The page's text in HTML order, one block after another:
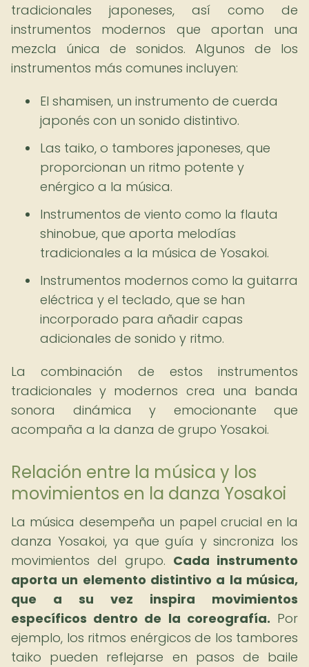
tradicionales japoneses, así como de
instrumentos modernos que aportan una
mezcla única de sonidos. Algunos de los
instrumentos más comunes incluyen:
El shamisen, un instrumento de cuerda
japonés con un sonido distintivo.
Las taiko, o tambores japoneses, que
proporcionan un ritmo potente y
enérgico a la música.
Instrumentos de viento como la flauta
shinobue, que aporta melodías
tradicionales a la música de Yosakoi.
Instrumentos modernos como la guitarra
eléctrica y el teclado, que se han
incorporado para añadir capas
adicionales de sonido y ritmo.
La combinación de estos instrumentos
tradicionales y modernos crea una banda
sonora dinámica y emocionante que
acompaña a la danza de grupo Yosakoi.
Relación entre la música y los
movimientos en la danza Yosakoi
La música desempeña un papel crucial en la
danza Yosakoi, ya que guía y sincroniza los
movimientos del grupo. Cada instrumento
aporta un elemento distintivo a la música,
que a su vez inspira movimientos
específicos dentro de la coreografía. Por
ejemplo, los ritmos enérgicos de los tambores
taiko pueden reflejarse en pasos de baile